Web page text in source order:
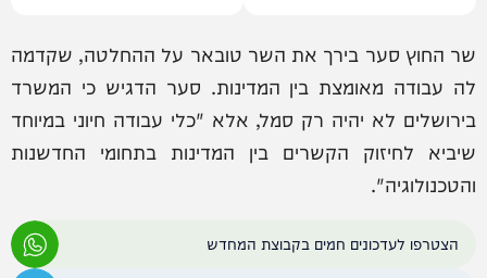
שר החוץ סער בירך את השר טובאר על ההחלטה, שקדמה
לה עבודה מאומצת בין המדינות. סער הדגיש כי המשרד
בירושלים לא יהיה רק סמל, אלא "כלי עבודה חיוני במיוחד
שיביא לחיזוק הקשרים בין המדינות בתחומי החדשנות
והטכנולוגיה".
הצטרפו לעדכונים חמים בקבוצת המחדש